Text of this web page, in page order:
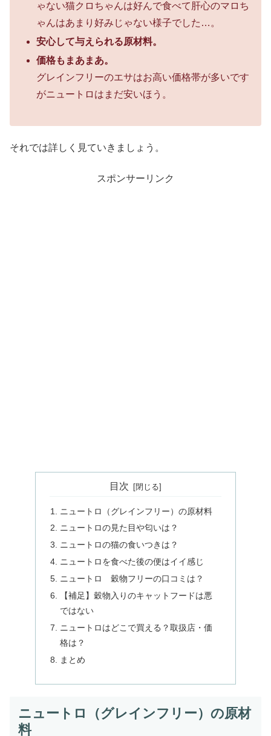
ゃない猫クロちゃんは好んで食べて肝心のマロち
ゃんはあまり好みじゃない様子でした…。
安心して与えられる原材料。
価格もまあまあ。
グレインフリーのエサはお高い価格帯が多いです
がニュートロはまだ安いほう。
それでは詳しく見ていきましょう。
スポンサーリンク
目次
ニュートロ（グレインフリー）の原材料
ニュートロの見た目や匂いは？
ニュートロの猫の食いつきは？
ニュートロを食べた後の便はイイ感じ
ニュートロ 穀物フリーの口コミは？
【補足】穀物入りのキャットフードは悪
ではない
ニュートロはどこで買える？取扱店・価
格は？
まとめ
ニュートロ（グレインフリー）の原材
料